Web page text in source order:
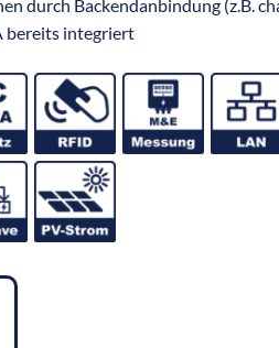
durch Backendanbindung (z.B.
bereits integriert